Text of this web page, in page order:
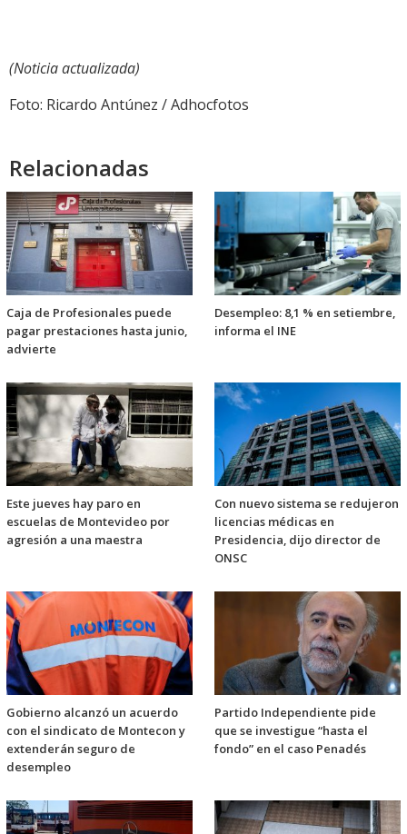
(Noticia actualizada)
Foto: Ricardo Antúnez / Adhocfotos
Relacionadas
Caja de Profesionales puede
pagar prestaciones hasta junio,
advierte
Desempleo: 8,1 % en setiembre,
informa el INE
Este jueves hay paro en
escuelas de Montevideo por
agresión a una maestra
Con nuevo sistema se redujeron
licencias médicas en
Presidencia, dijo director de
ONSC
Gobierno alcanzó un acuerdo
con el sindicato de Montecon y
extenderán seguro de
desempleo
Partido Independiente pide
que se investigue “hasta el
fondo” en el caso Penadés